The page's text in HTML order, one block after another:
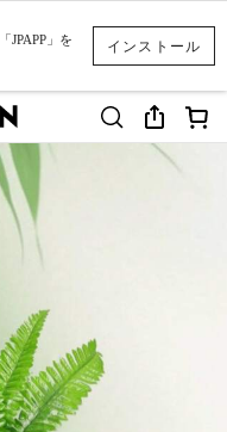
インストール
JPAPP」を